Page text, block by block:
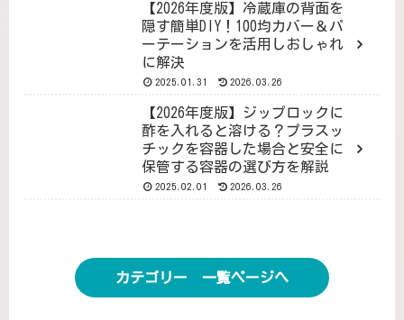
【2026年度版】冷蔵庫の背面を
隠す簡単DIY！100均カバー＆パ
ーテーションを活用しおしゃれ
に解決
2025.01.31 2026.03.26
【2026年度版】ジップロックに
酢を入れると溶ける？プラスッ
チックを容器した場合と安全に
保管する容器の選び方を解説
2025.02.01 2026.03.26
カテゴリー 一覧ページへ